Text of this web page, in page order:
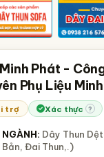
Phát -
Phụ Liệu
trợ Xác thực ?
NGÀNH: Dây Thun
Bản, Đai Thun,.)